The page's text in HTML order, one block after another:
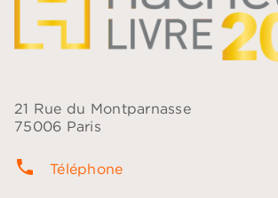
21 Rue du Montparnasse
75006 Paris
phone Téléphone